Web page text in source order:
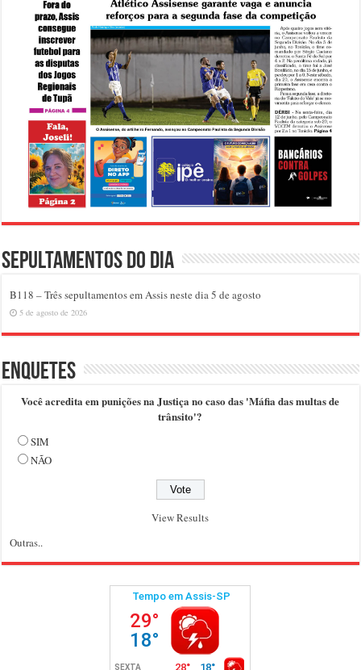
Sepultamentos do dia
B118 – Três sepultamentos em Assis neste dia 5 de agosto
5 de agosto de 2026
Enquetes
Você acredita em punições na Justiça no caso das 'Máfia das multas de
trânsito'?
SIM
NÃO
View Results
Outras..